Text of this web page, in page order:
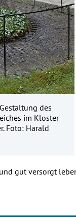
des
im Kloster
Foto: Harald
gut versorgt